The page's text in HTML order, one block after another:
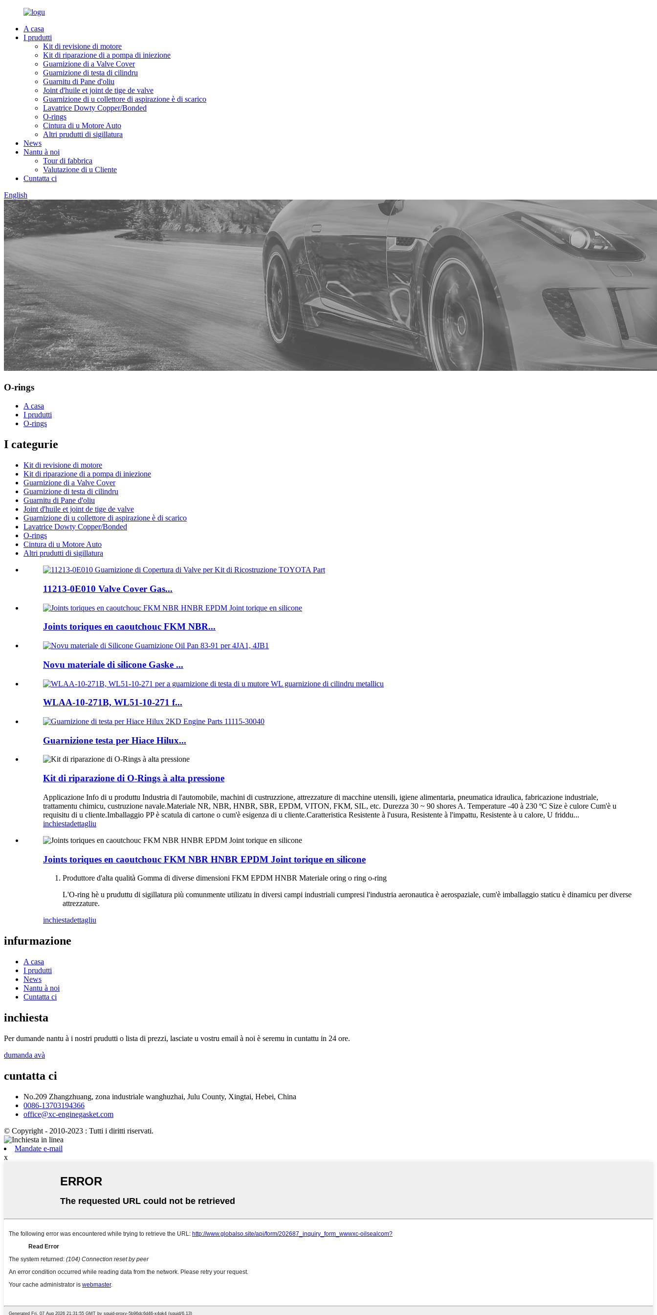
A casa
I prudutti
Kit di revisione di motore
Kit di riparazione di a pompa di iniezione
Guarnizione di a Valve Cover
Guarnizione di testa di cilindru
Guarnitu di Pane d'oliu
Joint d'huile et joint de tige de valve
Guarnizione di u collettore di aspirazione è di scarico
Lavatrice Dowty Copper/Bonded
O-rings
Cintura di u Motore Auto
Altri prudutti di sigillatura
News
Nantu à noi
Tour di fabbrica
Valutazione di u Cliente
Cuntatta ci
English
O-rings
A casa
I prudutti
O-rings
I categurie
Kit di revisione di motore
Kit di riparazione di a pompa di iniezione
Guarnizione di a Valve Cover
Guarnizione di testa di cilindru
Guarnitu di Pane d'oliu
Joint d'huile et joint de tige de valve
Guarnizione di u collettore di aspirazione è di scarico
Lavatrice Dowty Copper/Bonded
O-rings
Cintura di u Motore Auto
Altri prudutti di sigillatura
11213-0E010 Valve Cover Gas...
Joints toriques en caoutchouc FKM NBR...
Novu materiale di silicone Gaske ...
WLAA-10-271B, WL51-10-271 f...
Guarnizione testa per Hiace Hilux...
Kit di riparazione di O-Rings à alta pressione
Applicazione Info di u produttu Industria di l'automobile, machini di custruzzione, attrezzature di macchine utensili, igiene alimentaria, pneumatica idraulica, fabricazione industriale,
trattamentu chimicu, custruzione navale.Materiale NR, NBR, HNBR, SBR, EPDM, VITON, FKM, SIL, etc. Durezza 30 ~ 90 shores A. Temperature -40 à 230 ºC Size è culore Cum'è u
requisitu di u cliente.Imballaggio PP è scatula di cartone o cum'è esigenza di u cliente.Caratteristica Resistente à l'usura, Resistente à l'impattu, Resistente à u calore, U friddu...
inchiestadettagliu
Joints toriques en caoutchouc FKM NBR HNBR EPDM Joint torique en silicone
Produttore d'alta qualità Gomma di diverse dimensioni FKM EPDM HNBR Materiale oring o ring o-ring
L'O-ring hè u pruduttu di sigillatura più comunmente utilizatu in diversi campi industriali cumpresi l'industria aeronautica è aerospaziale, cum'è imballaggio staticu è dinamicu per diverse
attrezzature.
inchiestadettagliu
infurmazione
A casa
I prudutti
News
Nantu à noi
Cuntatta ci
inchiesta
Per dumande nantu à i nostri prudutti o lista di prezzi, lasciate u vostru email à noi è seremu in cuntattu in 24 ore.
dumanda avà
cuntatta ci
No.209 Zhangzhuang, zona industriale wanghuzhai, Julu County, Xingtai, Hebei, China
0086-13703194366
office@xc-enginegasket.com
© Copyright - 2010-2023 : Tutti i diritti riservati.
Mandate e-mail
x